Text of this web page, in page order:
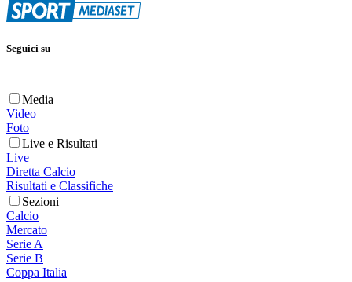
Seguici su
Media
Video
Foto
Live e Risultati
Live
Diretta Calcio
Risultati e Classifiche
Sezioni
Calcio
Mercato
Serie A
Serie B
Coppa Italia